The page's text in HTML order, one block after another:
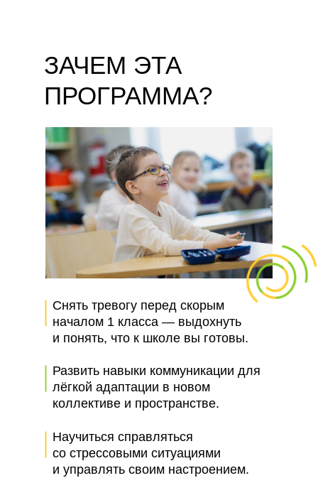
ЗАЧЕМ ЭТА
ПРОГРАММА?
Снять тревогу перед скорым
началом 1 класса — выдохнуть
и понять, что к школе вы готовы.
Развить навыки коммуникации для
лёгкой адаптации в новом
коллективе и пространстве.
Научиться справляться
со стрессовыми ситуациями
и управлять своим настроением.